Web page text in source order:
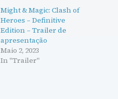
Might & Magic: Clash of
Heroes – Definitive
Edition – Trailer de
apresentação
Maio 2, 2023
In "Trailer"